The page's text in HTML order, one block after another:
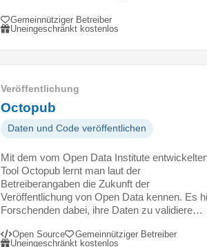
Gemeinnütziger Betreiber
Uneingeschränkt kostenlos
Veröffentlichung
Octopub
Daten und Code veröffentlichen
Mit dem vom Open Data Institute
Tool Octopub lernt man laut der
Betreiberangaben die Zukunft der
Veröffentlichung von Open Data kennen. Es
Forschenden dabei, ihre Daten zu validiere…
Open Source
Gemeinnütziger Betreiber
Uneingeschränkt kostenlos